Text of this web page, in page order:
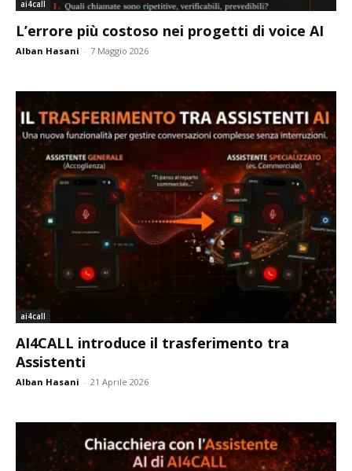
ai4call
L’errore più costoso nei progetti di voice AI
Alban Hasani - 7 Maggio 2026
ai4call
AI4CALL introduce il trasferimento tra
Assistenti
Alban Hasani - 21 Aprile 2026